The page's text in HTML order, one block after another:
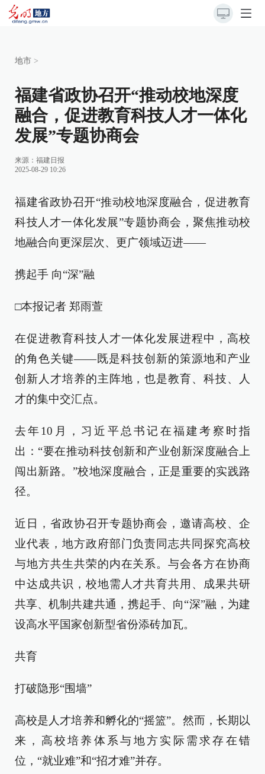
地市 >
福建省政协召开“推动校地深度
融合，促进教育科技人才一体化
发展”专题协商会
来源： 福建日报
2025-08-29 10:26
福建省政协召开“推动校地深度融合，促进教育
科技人才一体化发展”专题协商会，聚焦推动校
地融合向更深层次、更广领域迈进——
携起手 向“深”融
□本报记者 郑雨萱
在促进教育科技人才一体化发展进程中，高校
的角色关键——既是科技创新的策源地和产业
创新人才培养的主阵地，也是教育、科技、人
才的集中交汇点。
去年10月，习近平总书记在福建考察时指
出：“要在推动科技创新和产业创新深度融合上
闯出新路。”校地深度融合，正是重要的实践路
径。
近日，省政协召开专题协商会，邀请高校、企
业代表，地方政府部门负责同志共同探究高校
与地方共生共荣的内在关系。与会各方在协商
中达成共识，校地需人才共育共用、成果共研
共享、机制共建共通，携起手、向“深”融，为建
设高水平国家创新型省份添砖加瓦。
共育
打破隐形“围墙”
高校是人才培养和孵化的“摇篮”。然而，长期以
来，高校培养体系与地方实际需求存在错
位，“就业难”和“招才难”并存。